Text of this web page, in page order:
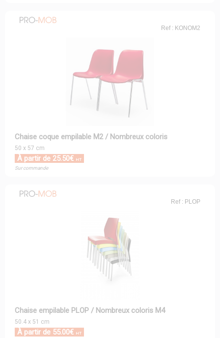
Ref : KONOM2
Chaise coque empilable M2 / Nombreux coloris
50 x 57 cm
À partir de 25.50€ HT
Sur commande
Ref : PLOP
Chaise empilable PLOP / Nombreux coloris M4
50.4 x 51 cm
À partir de 55.00€ HT